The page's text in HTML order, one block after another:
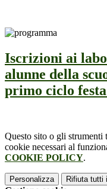
Iscrizioni ai
alunne della
primo ciclo
Questo sito o gli strumenti
cookie necessari al
COOKIE POLICY.
Personalizza Rifiuta tutti